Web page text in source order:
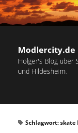
Modlercity.de
Holger's Blog über
und Hildesheim.
Startseite
Inlineskaten in
Suchen
Schlagwort:skate